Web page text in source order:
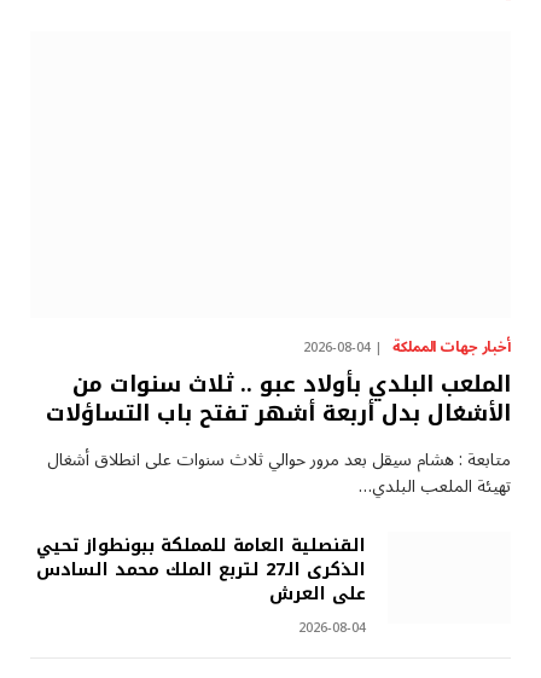
أخبار جهات المملكة 2026-08-04
الملعب البلدي بأولاد عبو .. ثلاث سنوات من
الأشغال بدل أربعة أشهر تفتح باب التساؤلات
متابعة : هشام سيقل بعد مرور حوالي ثلاث سنوات على انطلاق أشغال
تهيئة الملعب البلدي…
القنصلية العامة للمملكة ببونطواز تحيي
الذكرى الـ27 لتربع الملك محمد السادس
على العرش
2026-08-04